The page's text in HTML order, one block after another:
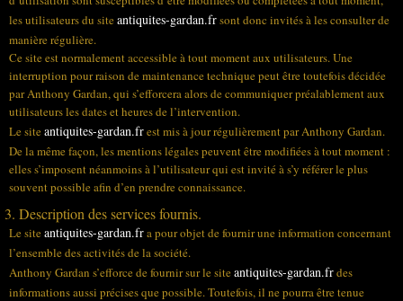
les utilisateurs du site antiquites-gardan.frsont donc invités à les consulter de
manière régulière.
Ce site est normalement accessible à tout moment aux utilisateurs. Une
interruption pour raison de maintenance technique peut être toutefois décidée
par Anthony Gardan, qui s’efforcera alors de communiquer préalablement aux
utilisateurs les dates et heures de l’intervention.
Le site antiquites-gardan.frest mis à jour régulièrement par Anthony Gardan.
De la même façon, les mentions légales peuvent être modifiées à tout moment :
elles s’imposent néanmoins à l’utilisateur qui est invité à s’y référer le plus
souvent possible afin d’en prendre connaissance.
3. Description des services fournis.
Le site antiquites-gardan.fra pour objet de fournir une information concernant
l’ensemble des activités de la société.
Anthony Gardan s’efforce de fournir sur le site antiquites-gardan.frdes
informations aussi précises que possible. Toutefois, il ne pourra être tenue